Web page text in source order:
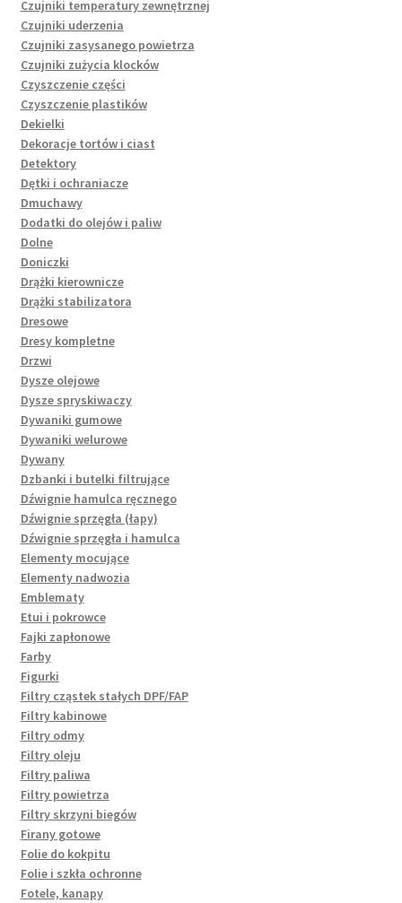
Czujniki temperatury zewnętrznej
Czujniki uderzenia
Czujniki zasysanego powietrza
Czujniki zużycia klocków
Czyszczenie części
Czyszczenie plastików
Dekielki
Dekoracje tortów i ciast
Detektory
Dętki i ochraniacze
Dmuchawy
Dodatki do olejów i paliw
Dolne
Doniczki
Drążki kierownicze
Drążki stabilizatora
Dresowe
Dresy kompletne
Drzwi
Dysze olejowe
Dysze spryskiwaczy
Dywaniki gumowe
Dywaniki welurowe
Dywany
Dzbanki i butelki filtrujące
Dźwignie hamulca ręcznego
Dźwignie sprzęgła (łapy)
Dźwignie sprzęgła i hamulca
Elementy mocujące
Elementy nadwozia
Emblematy
Etui i pokrowce
Fajki zapłonowe
Farby
Figurki
Filtry cząstek stałych DPF/FAP
Filtry kabinowe
Filtry odmy
Filtry oleju
Filtry paliwa
Filtry powietrza
Filtry skrzyni biegów
Firany gotowe
Folie do kokpitu
Folie i szkła ochronne
Fotele, kanapy